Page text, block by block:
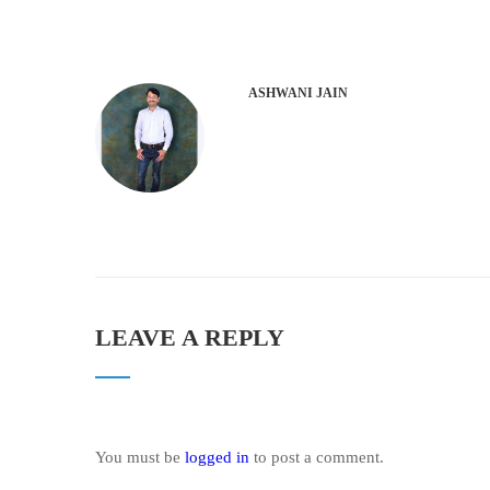
ASHWANI JAIN
LEAVE A REPLY
You must be logged in to post a comment.